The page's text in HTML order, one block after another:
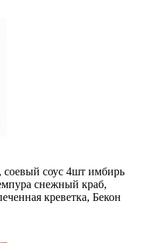
соус 4шт имбирь
снежный краб,
креветка, Бекон